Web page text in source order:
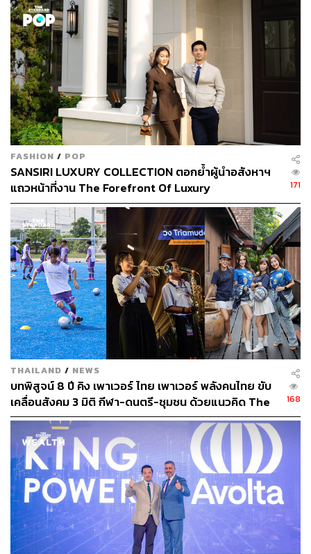
FASHION / POP
SANSIRI LUXURY COLLECTION ตอกย้ำผู้นำอสังหาฯ
แถวหน้าที่งาน The Forefront Of Luxury
171
THAILAND / NEWS
บทพิสูจน์ 8 ปี คิง เพาเวอร์ ไทย เพาเวอร์ พลังคนไทย ขับ
เคลื่อนสังคม 3 มิติ กีฬา-ดนตรี-ชุมชน ด้วยแนวคิด The
Power of Possibilities [PR News]
168